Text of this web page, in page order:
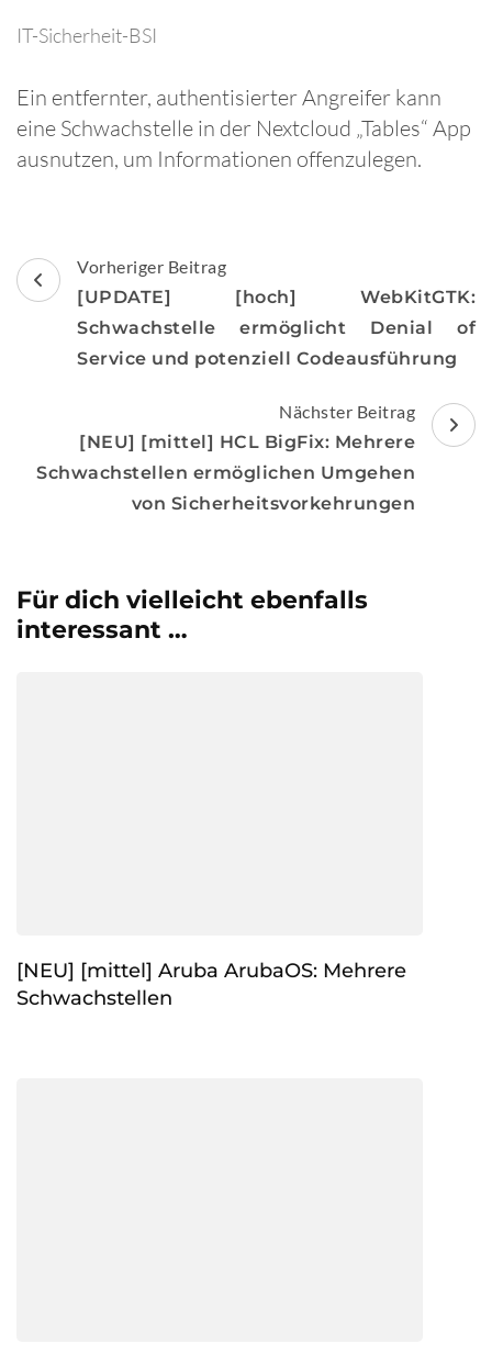
IT-Sicherheit-BSI
Ein entfernter, authentisierter Angreifer kann
eine Schwachstelle in der Nextcloud „Tables“ App
ausnutzen, um Informationen offenzulegen.
Beitragsnavigation
Vorheriger Beitrag
[UPDATE] [hoch] WebKitGTK:
Schwachstelle ermöglicht Denial of
Service und potenziell Codeausführung
Nächster Beitrag
[NEU] [mittel] HCL BigFix: Mehrere
Schwachstellen ermöglichen Umgehen
von Sicherheitsvorkehrungen
Für dich vielleicht ebenfalls
interessant …
[NEU] [mittel] Aruba ArubaOS: Mehrere
Schwachstellen